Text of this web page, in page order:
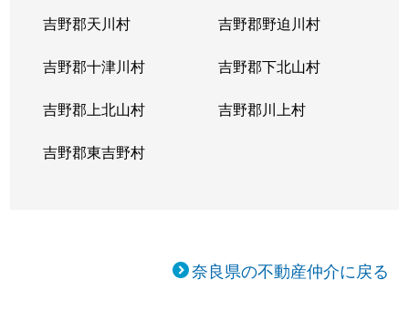
吉野郡天川村 吉野郡野迫川村
吉野郡十津川村 吉野郡下北山村
吉野郡上北山村 吉野郡川上村
吉野郡東吉野村
奈良県の不動産仲介に戻る